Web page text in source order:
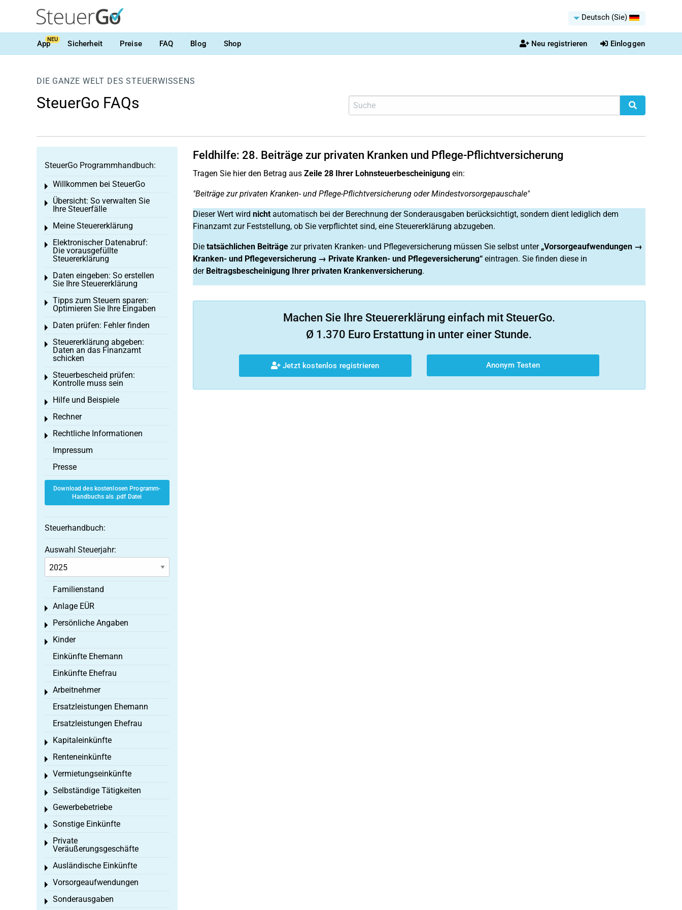
Deutsch (Sie)
AppNEU Sicherheit Preise FAQ Blog Shop Neu registrieren Einloggen
DIE GANZE WELT DES STEUERWISSENS
SteuerGo FAQs
Feldhilfe: 28. Beiträge zur privaten Kranken und Pflege-Pflichtversicherung
Tragen Sie hier den Betrag aus Zeile 28 Ihrer Lohnsteuerbescheinigungein:
"Beiträge zur privaten Kranken- und Pflege-Pflichtversicherung oder Mindestvorsorgepauschale"
Dieser Wert wird nichtautomatisch bei der Berechnung der Sonderausgaben berücksichtigt, sondern dient lediglich dem
Finanzamt zur Feststellung, ob Sie verpflichtet sind, eine Steuererklärung abzugeben.
Die tatsächlichen Beiträgezur privaten Kranken- und Pflegeversicherung müssen Sie selbst unter „Vorsorgeaufwendungen →
Kranken- und Pflegeversicherung → Private Kranken- und Pflegeversicherung“ eintragen. Sie finden diese in
der Beitragsbescheinigung Ihrer privaten Krankenversicherung.
Machen Sie Ihre Steuererklärung einfach mit SteuerGo.
Ø 1.370 Euro Erstattung in unter einer Stunde.
Jetzt kostenlos registrieren Anonym Testen
SteuerGo Programmhandbuch:
Willkommen bei SteuerGo
Toggle menu
Übersicht: So verwalten Sie
Ihre Steuerfälle
Toggle menu
Meine Steuererklärung
Toggle menu
Elektronischer Datenabruf:
Die vorausgefüllte
Steuererklärung
Toggle menu
Daten eingeben: So erstellen
Sie Ihre Steuererklärung
Toggle menu
Tipps zum Steuern sparen:
Optimieren Sie Ihre Eingaben
Toggle menu
Daten prüfen: Fehler finden
Toggle menu
Steuererklärung abgeben:
Daten an das Finanzamt
schicken
Toggle menu
Steuerbescheid prüfen:
Kontrolle muss sein
Toggle menu
Hilfe und Beispiele
Toggle menu
Rechner
Toggle menu
Rechtliche Informationen
Toggle menu
Impressum
Presse
Download des kostenlosen Programm-
Handbuchs als .pdf Datei
Steuerhandbuch:
Auswahl Steuerjahr:
Familienstand
Anlage EÜR
Toggle menu
Persönliche Angaben
Toggle menu
Kinder
Toggle menu
Einkünfte Ehemann
Einkünfte Ehefrau
Arbeitnehmer
Toggle menu
Ersatzleistungen Ehemann
Ersatzleistungen Ehefrau
Kapitaleinkünfte
Toggle menu
Renteneinkünfte
Toggle menu
Vermietungseinkünfte
Toggle menu
Selbständige Tätigkeiten
Toggle menu
Gewerbebetriebe
Toggle menu
Sonstige Einkünfte
Toggle menu
Private
Veräußerungsgeschäfte
Toggle menu
Ausländische Einkünfte
Toggle menu
Vorsorgeaufwendungen
Toggle menu
Sonderausgaben
Toggle menu